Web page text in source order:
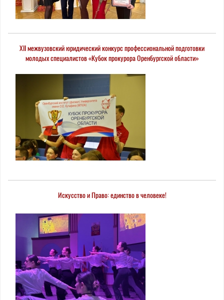
XII межвузовский юридический конкурс профессиональной подготовки
молодых специалистов «Кубок прокурора Оренбургской области»
Искусство и Право: единство в человеке!